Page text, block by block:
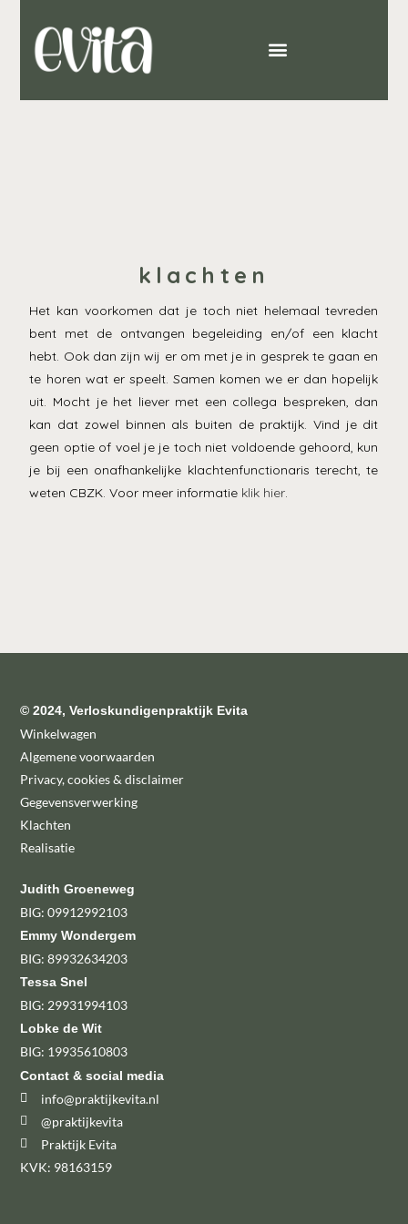
klachten
Het kan voorkomen dat je toch niet helemaal tevreden
bent met de ontvangen begeleiding en/of een klacht
hebt. Ook dan zijn wij er om met je in gesprek te gaan en
te horen wat er speelt. Samen komen we er dan hopelijk
uit. Mocht je het liever met een collega bespreken, dan
kan dat zowel binnen als buiten de praktijk. Vind je dit
geen optie of voel je je toch niet voldoende gehoord, kun
je bij een onafhankelijke klachtenfunctionaris terecht, te
weten CBZK. Voor meer informatie klik hier.
© 2024, Verloskundigenpraktijk Evita
Winkelwagen
Algemene voorwaarden
Privacy, cookies & disclaimer
Gegevensverwerking
Klachten
Realisatie
Judith Groeneweg
BIG: 09912992103
Emmy Wondergem
BIG: 89932634203
Tessa Snel
BIG: 29931994103
Lobke de Wit
BIG: 19935610803
Contact & social media
info@praktijkevita.nl
@praktijkevita
Praktijk Evita
KVK: 98163159